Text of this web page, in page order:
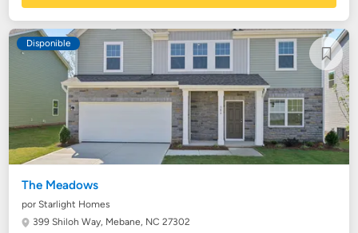
Disponible
The Meadows
por Starlight Homes
399 Shiloh Way, Mebane, NC 27302